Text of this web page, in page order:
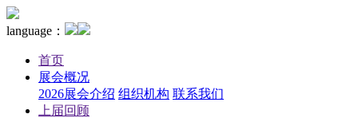
language：
首页
展会概况
2026展会介绍 组织机构 联系我们
上届回顾